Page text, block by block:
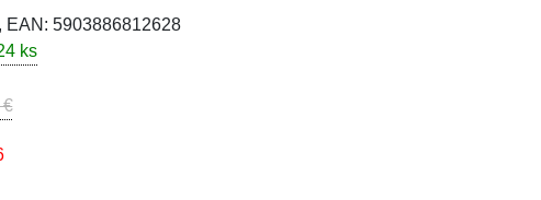
EAN: 5903886812628
ks
€